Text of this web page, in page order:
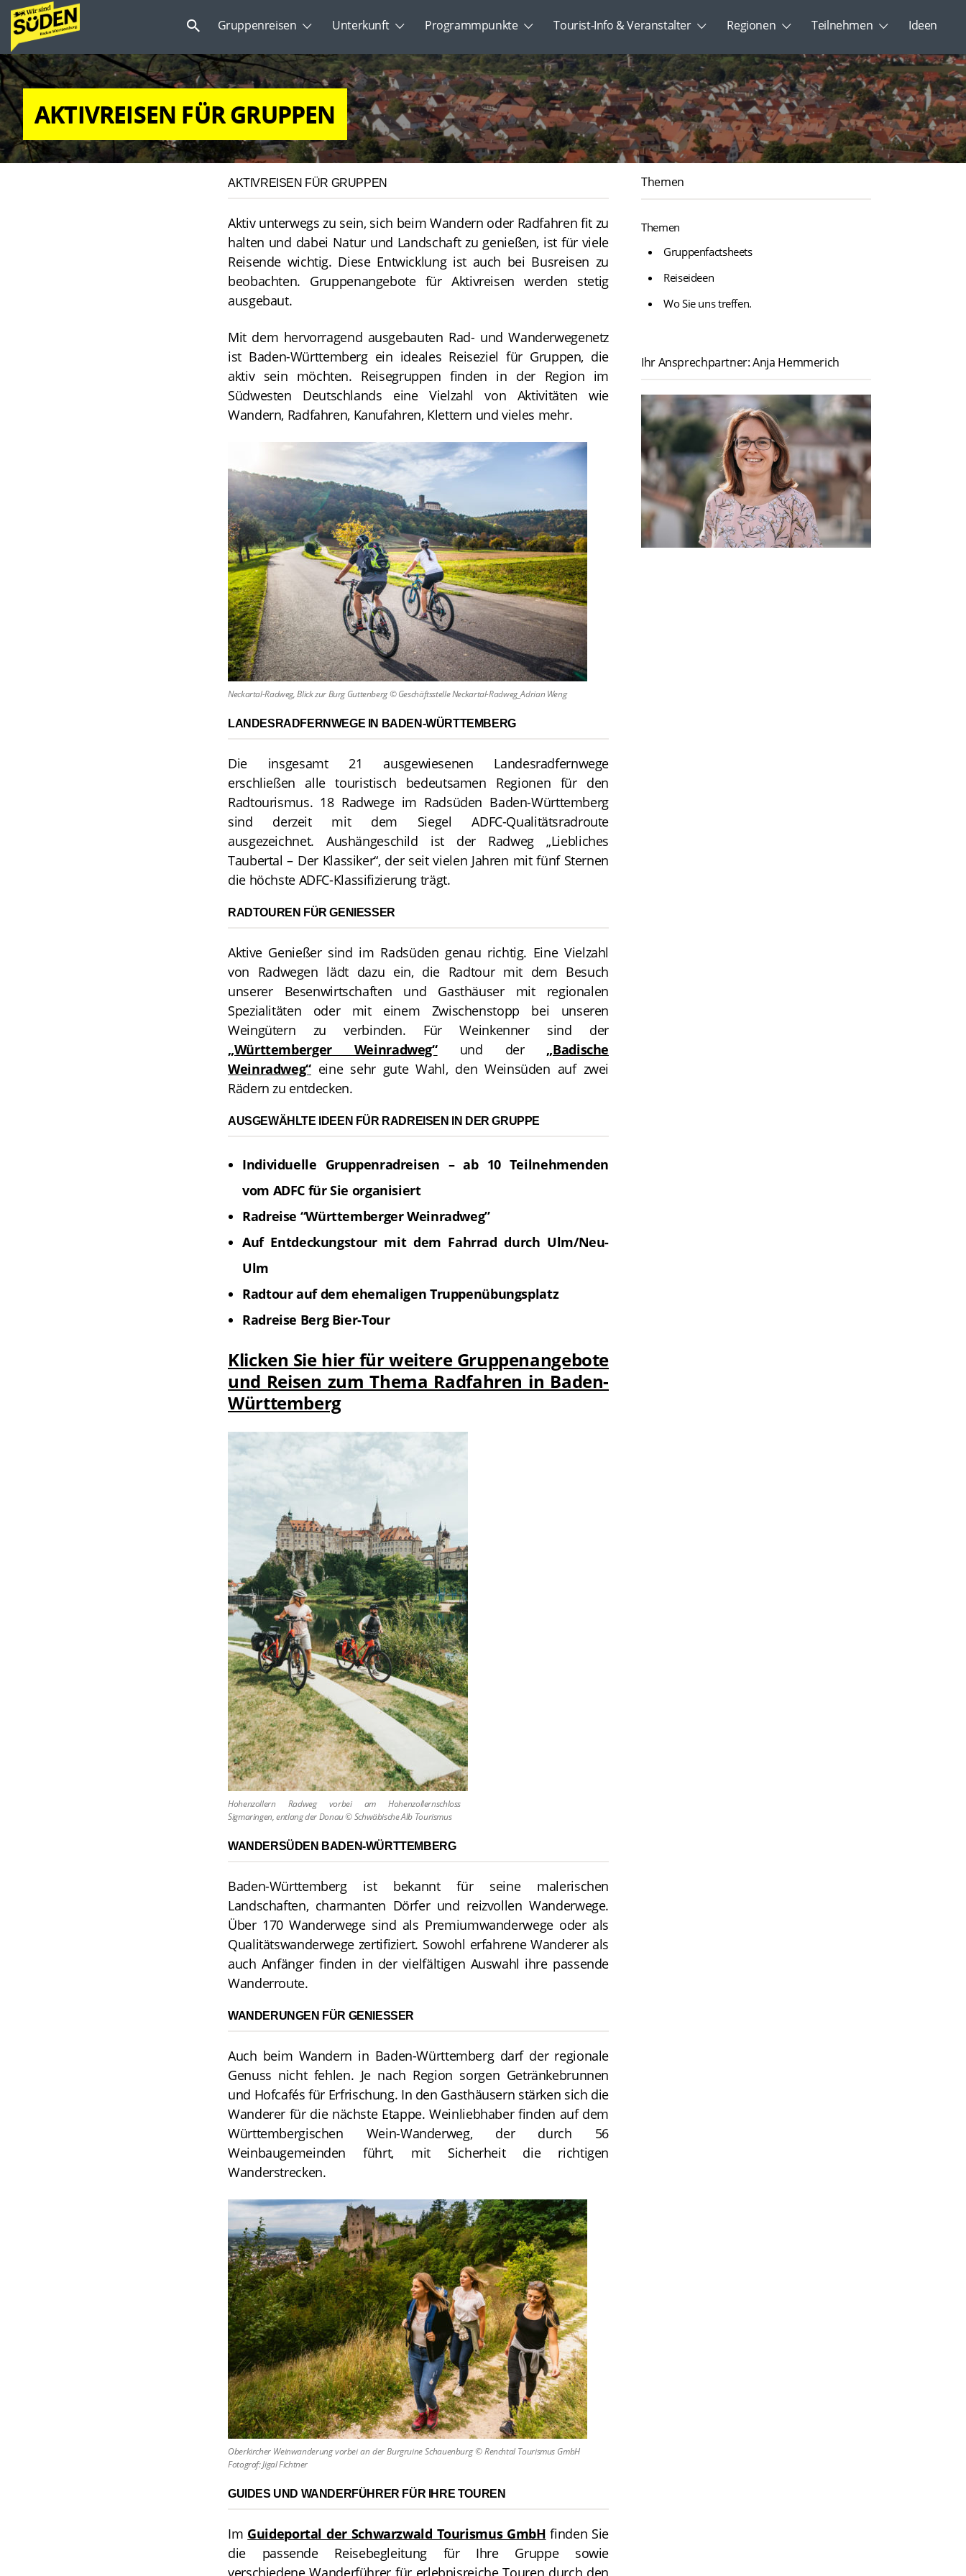
Gruppenreisen Unterkunft Programmpunkte Tourist-Info & Veranstalter Regionen Teilnehmen Ideen
Suchen
nach:
AKTIVREISEN FÜR GRUPPEN
AKTIVREISEN FÜR GRUPPEN
Aktiv unterwegs zu sein, sich beim Wandern oder Radfahren fit zu
halten und dabei Natur und Landschaft zu genießen, ist für viele
Reisende wichtig. Diese Entwicklung ist auch bei Busreisen zu
beobachten. Gruppenangebote für Aktivreisen werden stetig
ausgebaut.
Mit dem hervorragend ausgebauten Rad- und Wanderwegenetz
ist Baden-Württemberg ein ideales Reiseziel für Gruppen, die
aktiv sein möchten. Reisegruppen finden in der Region im
Südwesten Deutschlands eine Vielzahl von Aktivitäten wie
Wandern, Radfahren, Kanufahren, Klettern und vieles mehr.
Neckartal-Radweg, Blick zur Burg Guttenberg © Geschäftsstelle Neckartal-Radweg_Adrian Weng
LANDESRADFERNWEGE IN BADEN-WÜRTTEMBERG
Die insgesamt 21 ausgewiesenen Landesradfernwege
erschließen alle touristisch bedeutsamen Regionen für den
Radtourismus. 18 Radwege im Radsüden Baden-Württemberg
sind derzeit mit dem Siegel ADFC-Qualitätsradroute
ausgezeichnet. Aushängeschild ist der Radweg „Liebliches
Taubertal – Der Klassiker“, der seit vielen Jahren mit fünf Sternen
die höchste ADFC-Klassifizierung trägt.
RADTOUREN FÜR GENIESSER
Aktive Genießer sind im Radsüden genau richtig. Eine Vielzahl
von Radwegen lädt dazu ein, die Radtour mit dem Besuch
unserer Besenwirtschaften und Gasthäuser mit regionalen
Spezialitäten oder mit einem Zwischenstopp bei unseren
Weingütern zu verbinden. Für Weinkenner sind der
„Württemberger Weinradweg“und der „Badische
Weinradweg“eine sehr gute Wahl, den Weinsüden auf zwei
Rädern zu entdecken.
AUSGEWÄHLTE IDEEN FÜR RADREISEN IN DER GRUPPE
Individuelle Gruppenradreisen – ab 10 Teilnehmenden
vom ADFC für Sie organisiert
Radreise “Württemberger Weinradweg”
Auf Entdeckungstour mit dem Fahrrad durch Ulm/Neu-
Ulm
Radtour auf dem ehemaligen Truppenübungsplatz
Radreise Berg Bier-Tour
Klicken Sie hier für weitere Gruppenangebote
und Reisen zum Thema Radfahren in Baden-
Württemberg
Hohenzollern Radweg vorbei am Hohenzollernschloss
Sigmaringen, entlang der Donau © Schwäbische Alb Tourismus
WANDERSÜDEN BADEN-WÜRTTEMBERG
Baden-Württemberg ist bekannt für seine malerischen
Landschaften, charmanten Dörfer und reizvollen Wanderwege.
Über 170 Wanderwege sind als Premiumwanderwege oder als
Qualitätswanderwege zertifiziert. Sowohl erfahrene Wanderer als
auch Anfänger finden in der vielfältigen Auswahl ihre passende
Wanderroute.
WANDERUNGEN FÜR GENIESSER
Auch beim Wandern in Baden-Württemberg darf der regionale
Genuss nicht fehlen. Je nach Region sorgen Getränkebrunnen
und Hofcafés für Erfrischung. In den Gasthäusern stärken sich die
Wanderer für die nächste Etappe. Weinliebhaber finden auf dem
Württembergischen Wein-Wanderweg, der durch 56
Weinbaugemeinden führt, mit Sicherheit die richtigen
Wanderstrecken.
Oberkircher Weinwanderung vorbei an der Burgruine Schauenburg © Renchtal Tourismus GmbH
Fotograf: Jigal Fichtner
GUIDES UND WANDERFÜHRER FÜR IHRE TOUREN
Im Guideportal der Schwarzwald Tourismus GmbH finden Sie
die passende Reisebegleitung für Ihre Gruppe sowie
verschiedene Wanderführer für erlebnisreiche Touren durch den
Themen
Themen
Gruppenfactsheets
Reiseideen
Wo Sie uns treffen.
Ihr Ansprechpartner: Anja Hemmerich